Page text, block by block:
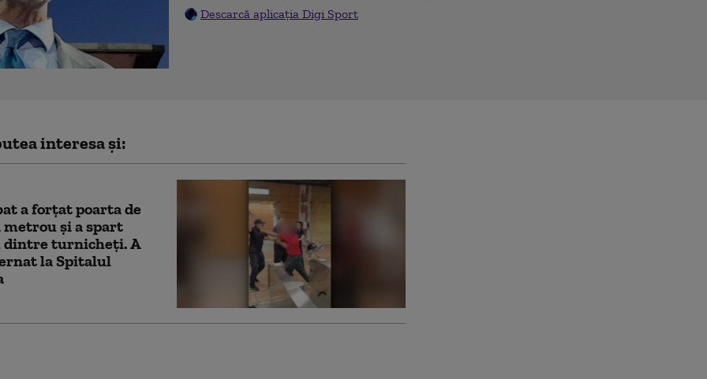
Descarcă aplicația Digi Sport
interesa și:
a forțat poarta de
metrou și a spart
dintre turnicheți. A
la Spitalul